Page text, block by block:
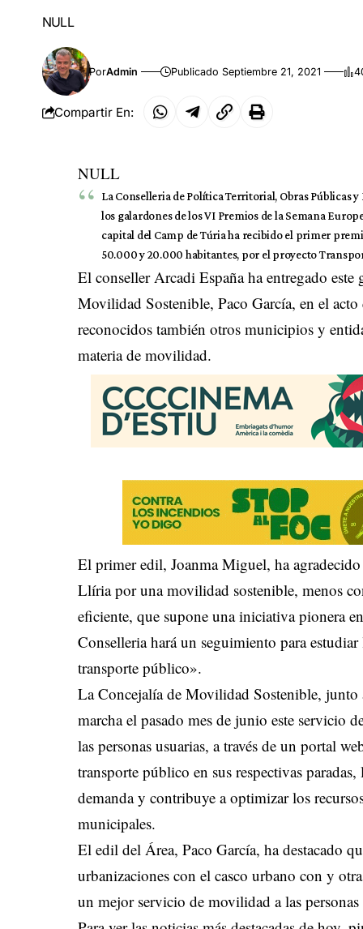
NULL
PorAdmin Publicado Septiembre 21, 2021
Compartir En:
NULL
La Conselleria de Política Territorial, Obras
los galardones de los VI Premios de la Semana
capital del Camp de Túria ha recibido el primer
50.000 y 20.000 habitantes, por el proyecto
El conseller Arcadi España ha entregado
Movilidad Sostenible, Paco García, en el
reconocidos también otros municipios y
materia de movilidad.
El primer edil, Joanma Miguel, ha
Llíria por una movilidad sostenible, menos
eficiente, que supone una iniciativa pionera
Conselleria hará un seguimiento para
transporte público».
La Concejalía de Movilidad Sostenible, junto
marcha el pasado mes de junio este servicio
las personas usuarias, a través de un portal
transporte público en sus respectivas
demanda y contribuye a optimizar los
municipales.
El edil del Área, Paco García, ha destacado
urbanizaciones con el casco urbano con y
un mejor servicio de movilidad a las